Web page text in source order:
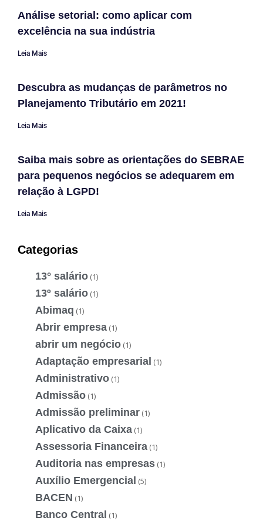
Análise setorial: como aplicar com
excelência na sua indústria
Leia Mais
Descubra as mudanças de parâmetros no
Planejamento Tributário em 2021!
Leia Mais
Saiba mais sobre as orientações do SEBRAE
para pequenos negócios se adequarem em
relação à LGPD!
Leia Mais
Categorias
13° salário (1)
13º salário (1)
Abimaq (1)
Abrir empresa (1)
abrir um negócio (1)
Adaptação empresarial (1)
Administrativo (1)
Admissão (1)
Admissão preliminar (1)
Aplicativo da Caixa (1)
Assessoria Financeira (1)
Auditoria nas empresas (1)
Auxílio Emergencial (5)
BACEN (1)
Banco Central (1)